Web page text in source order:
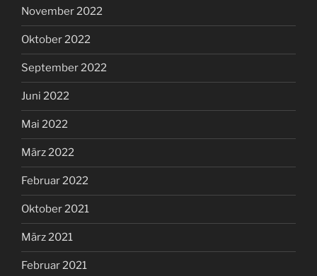
November 2022
Oktober 2022
September 2022
Juni 2022
Mai 2022
März 2022
Februar 2022
Oktober 2021
März 2021
Februar 2021